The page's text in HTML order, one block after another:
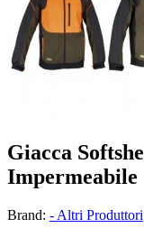
Giacca
Impermeabile
Brand: - Altri Produttori